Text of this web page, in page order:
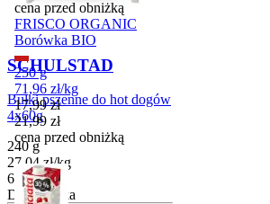
cena przed obniżką
FRISCO ORGANIC
Borówka BIO
250 g
71,96 zł/kg
Cena promocyjna
17,99 zł
21,99 zł
cena przed obniżką
SCHULSTAD
Bułki pszenne do hot dogów
4x60g
240 g
27,04 zł/kg
Cena
6,49 zł
Do koszyka